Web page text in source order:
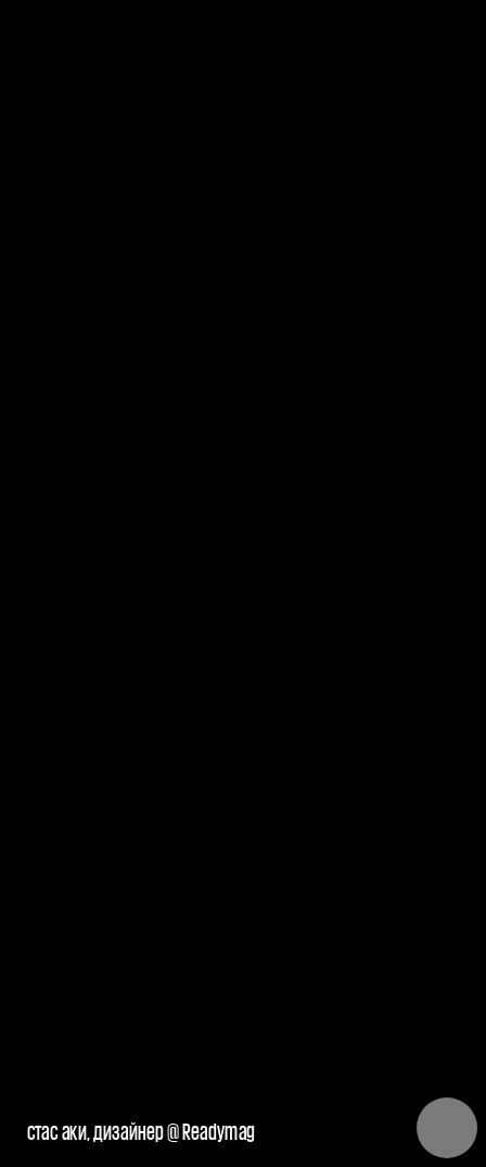
стас аки, дизайнер @ Readymag